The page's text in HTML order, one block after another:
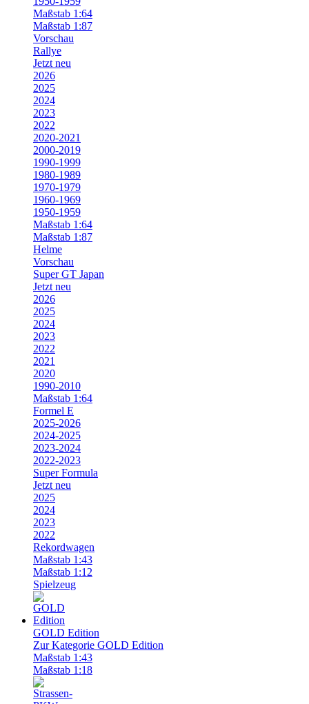
Maßstab 1:64
Maßstab 1:87
Vorschau
Rallye
Jetzt neu
2026
2025
2024
2023
2022
2020-2021
2000-2019
1990-1999
1980-1989
1970-1979
1960-1969
1950-1959
Maßstab 1:64
Maßstab 1:87
Helme
Vorschau
Super GT Japan
Jetzt neu
2026
2025
2024
2023
2022
2021
2020
1990-2010
Maßstab 1:64
Formel E
2025-2026
2024-2025
2023-2024
2022-2023
Super Formula
Jetzt neu
2025
2024
2023
2022
Rekordwagen
Maßstab 1:43
Maßstab 1:12
Spielzeug
GOLD Edition
Zur Kategorie GOLD Edition
Maßstab 1:43
Maßstab 1:18